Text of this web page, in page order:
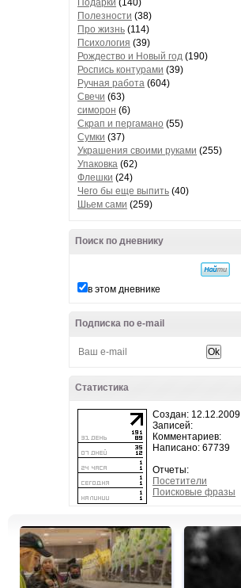
Подарки (140)
Полезности (38)
Про жизнь (114)
Психология (39)
Рождество и Новый год (190)
Роспись контурами (39)
Ручная работа (604)
Свечи (63)
симорон (6)
Скрап и пергамано (55)
Сумки (37)
Украшения своими руками (255)
Упаковка (62)
Флешки (24)
Чего бы еще выпить (40)
Шьем сами (259)
Поиск по дневнику
в этом дневнике
Подписка по e-mail
Статистика
Создан: 12.12.2009
Записей:
Комментариев:
Написано: 67739
Отчеты:
Посетители
Поисковые фразы